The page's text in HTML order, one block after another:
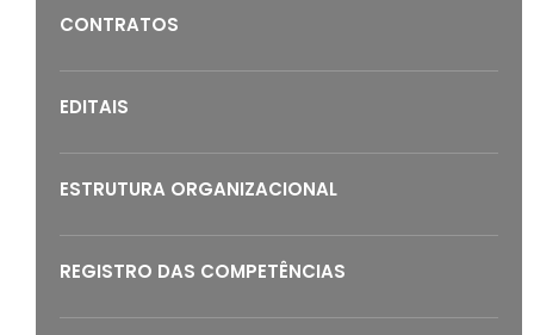
CONTRATOS
EDITAIS
ESTRUTURA ORGANIZACIONAL
REGISTRO DAS COMPETÊNCIAS